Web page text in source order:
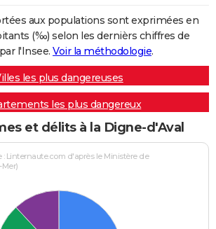
aux populations sont exprimées en
(‰) selon les dernièrs chiffres de
l'Insee. Voir la méthodologie.
les plus dangereuses
les plus dangereux
et délits à la Digne-d'Aval
: Linternaute.com d'après le Ministère de